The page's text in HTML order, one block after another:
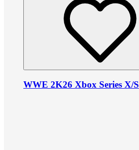
WWE 2K26 Xbox Series X/S